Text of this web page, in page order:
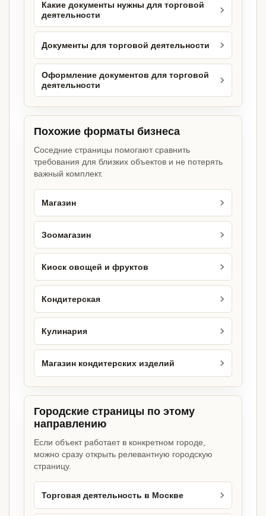
Какие документы нужны для торговой
деятельности
Документы для торговой деятельности
Оформление документов для торговой
деятельности
Похожие форматы бизнеса
Соседние страницы помогают сравнить
требования для близких объектов и не потерять
важный комплект.
Магазин
Зоомагазин
Киоск овощей и фруктов
Кондитерская
Кулинария
Магазин кондитерских изделий
Городские страницы по этому
направлению
Если объект работает в конкретном городе,
можно сразу открыть релевантную городскую
страницу.
Торговая деятельность в Москве